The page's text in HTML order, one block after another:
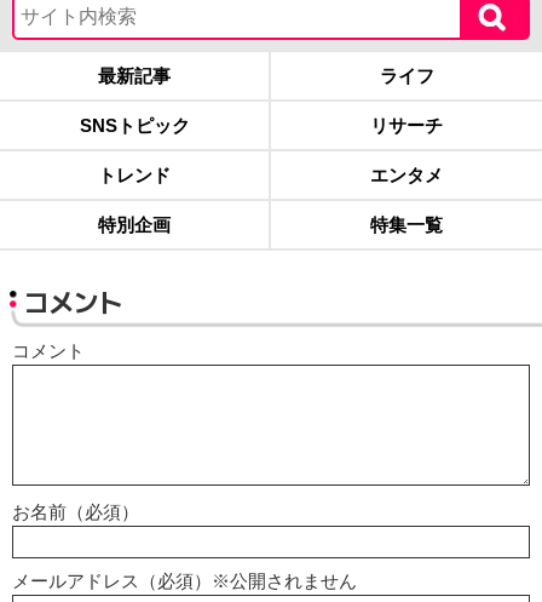
最新記事 ライフ
SNSトピック リサーチ
トレンド エンタメ
特別企画 特集一覧
コメント
コメント
お名前（必須）
メールアドレス（必須）※公開されません